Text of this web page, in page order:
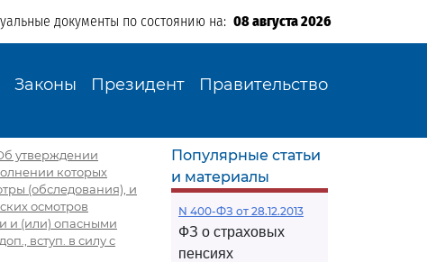
документы по состоянию на: 08 августа 2026
Законы Президент Правительство
утверждении
которых
(обследования), и
осмотров
и (или) опасными
вступ. в силу с
Популярные статьи
и материалы
N 400-ФЗ от 28.12.2013
ФЗ о страховых
пенсиях